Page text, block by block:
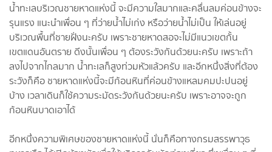
น้ำทะเลบริเวณชายหาดแห่งนี้ จะมีความใสมากและคลื่นลมค่อนข้างจะ
รุนแรง แนะนำเพื่อน ๆ ที่ว่ายน้ำไม่เก่ง หรือว่ายน้ำไม่เป็น ให้เล่นอยู่
บริเวณพื้นที่ชายฝั่งนะครับ เพราะชายหาดสอจะไม่มีแนวเขตกั้น
เขตแดนอันตราย ดีงนั้นเพื่อน ๆ ต้องระวังกันด้วยนะครับ เพราะถ้า
ลงไปจากไกลมาก น้ำทะเลก็สูงท่วมหัวแล้วครับ และอีกหนึ่งสิ่งที่ต้อง
ระวังก็คือ ชายหาดแห่งนี้จะมีก้อนหินที่ค่อนข้างแหลมคมปะปนอยู่
บ้าง เวลาเดินก็ใช้ความระมัดระวังกันด้วยนะครับ เพราะอาจจะถูก
ก้อนหินบาดเอาได้
อีกหนึ่งความพิเศษของชายหาดแห่งนี้ นั่นก็คือทางกรมสรรพาวุธ